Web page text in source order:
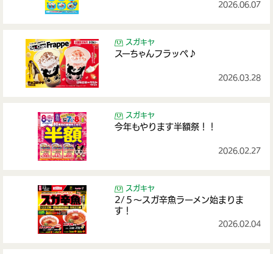
2026.06.07
スガキヤ
スーちゃんフラッペ♪
2026.03.28
スガキヤ
今年もやります半額祭！！
2026.02.27
スガキヤ
2/５～スガ辛魚ラーメン始まりま
す！
2026.02.04